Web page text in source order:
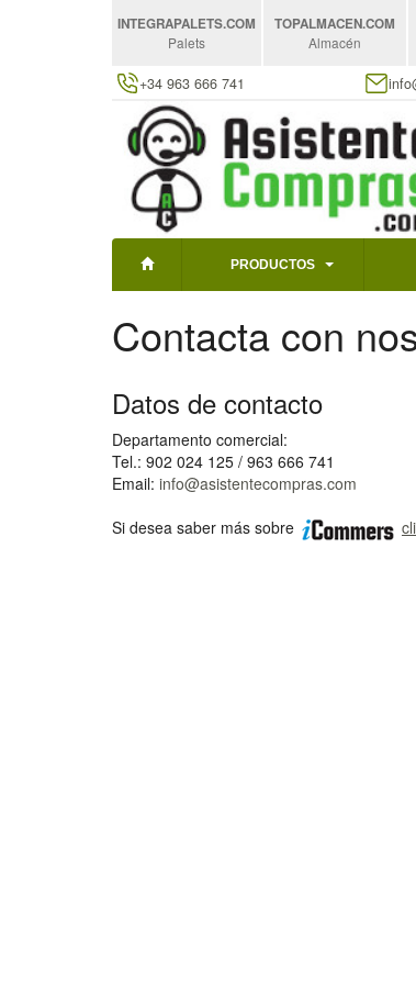
INTEGRAPALETS.COM
Palets
TOPALMACEN.COM
Almacén
+34 963 666 741
PRODUCTOS
Contacta con
Datos de contacto
Departamento comercial:
Tel.: 902 024 125 / 963 666 741
Email: info@asistentecompras.com
Si desea saber más sobre